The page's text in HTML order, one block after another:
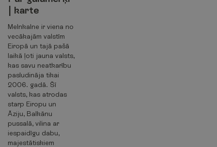
karte
Melnkalne ir viena no
vecākajām valstīm
Eiropā un tajā pašā
laikā ļoti jauna valsts,
kas savu neatkarību
pasludināja tikai
2006. gadā. Šī
valsts, kas atrodas
starp Eiropu un
Āziju, Balkānu
pussalā, vilina ar
iespaidīgu dabu,
majestātiskiem